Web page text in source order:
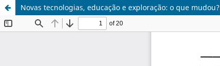
Novas tecnologias, educação e exploração: o que mudou?